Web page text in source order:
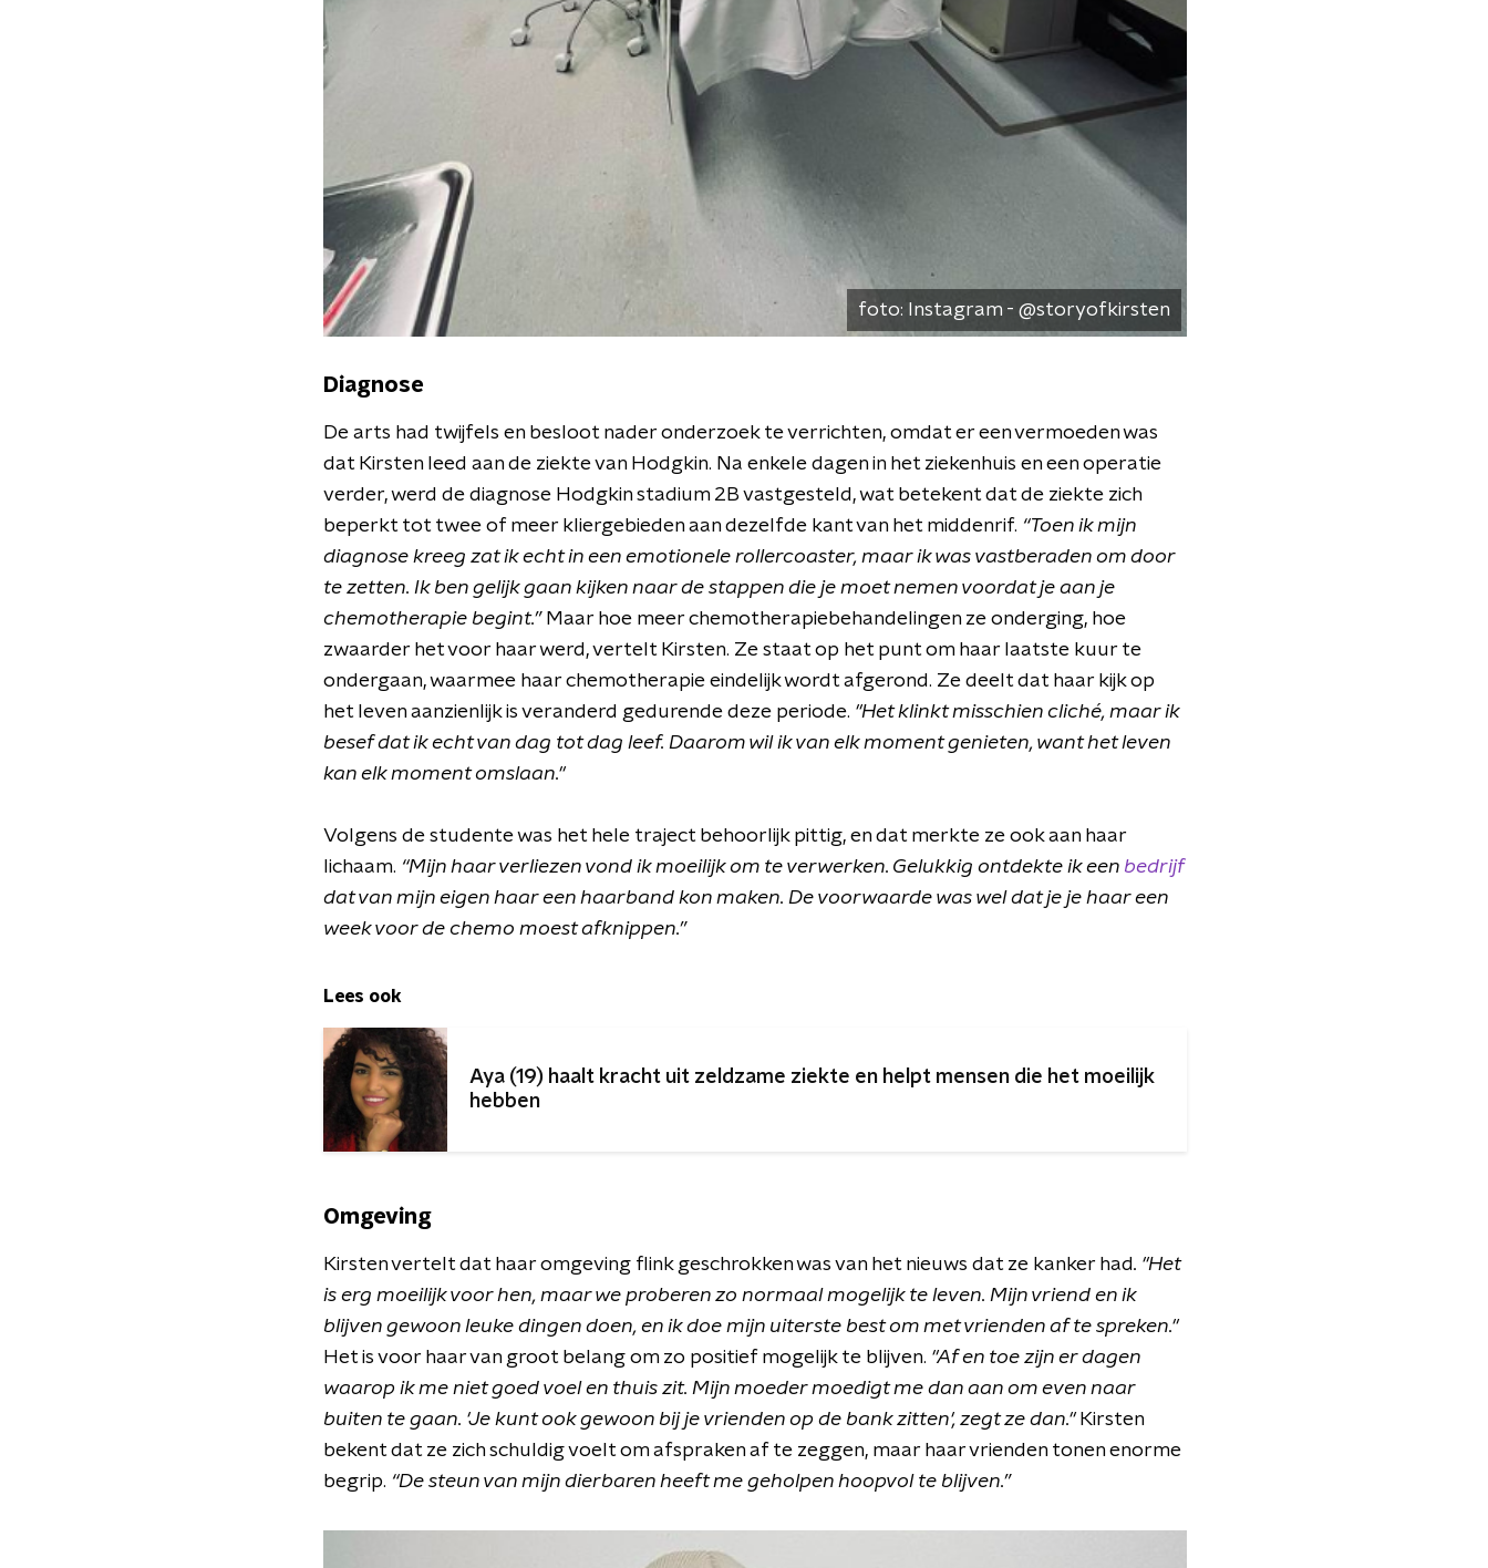
foto: Instagram - @storyofkirsten
Diagnose
De arts had twijfels en besloot nader onderzoek te verrichten, omdat er een vermoeden was
dat Kirsten leed aan de ziekte van Hodgkin. Na enkele dagen in het ziekenhuis en een operatie
verder, werd de diagnose Hodgkin stadium 2B vastgesteld, wat betekent dat de ziekte zich
beperkt tot twee of meer kliergebieden aan dezelfde kant van het middenrif. “Toen ik mijn
diagnose kreeg zat ik echt in een emotionele rollercoaster, maar ik was vastberaden om door
te zetten. Ik ben gelijk gaan kijken naar de stappen die je moet nemen voordat je aan je
chemotherapie begint.”Maar hoe meer chemotherapiebehandelingen ze onderging, hoe
zwaarder het voor haar werd, vertelt Kirsten. Ze staat op het punt om haar laatste kuur te
ondergaan, waarmee haar chemotherapie eindelijk wordt afgerond. Ze deelt dat haar kijk op
het leven aanzienlijk is veranderd gedurende deze periode. "Het klinkt misschien cliché, maar ik
besef dat ik echt van dag tot dag leef. Daarom wil ik van elk moment genieten, want het leven
kan elk moment omslaan."
Volgens de studente was het hele traject behoorlijk pittig, en dat merkte ze ook aan haar
lichaam. “Mijn haar verliezen vond ik moeilijk om te verwerken. Gelukkig ontdekte ik een bedrijf
dat van mijn eigen haar een haarband kon maken. De voorwaarde was wel dat je je haar een
week voor de chemo moest afknippen.”
Lees ook
Aya (19) haalt kracht uit zeldzame ziekte en helpt mensen die het moeilijk
hebben
Omgeving
Kirsten vertelt dat haar omgeving flink geschrokken was van het nieuws dat ze kanker had. "Het
is erg moeilijk voor hen, maar we proberen zo normaal mogelijk te leven. Mijn vriend en ik
blijven gewoon leuke dingen doen, en ik doe mijn uiterste best om met vrienden af te spreken."
Het is voor haar van groot belang om zo positief mogelijk te blijven. "Af en toe zijn er dagen
waarop ik me niet goed voel en thuis zit. Mijn moeder moedigt me dan aan om even naar
buiten te gaan. 'Je kunt ook gewoon bij je vrienden op de bank zitten', zegt ze dan." Kirsten
bekent dat ze zich schuldig voelt om afspraken af te zeggen, maar haar vrienden tonen enorme
begrip. “De steun van mijn dierbaren heeft me geholpen hoopvol te blijven.”